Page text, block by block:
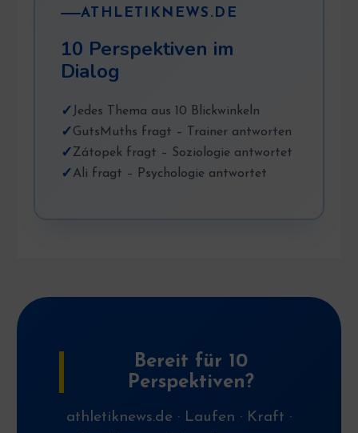
ATHLETIKNEWS.DE
10 Perspektiven im
Dialog
Jedes Thema aus 10 Blickwinkeln
GutsMuths fragt – Trainer antworten
Zátopek fragt – Soziologie antwortet
Ali fragt – Psychologie antwortet
Bereit für 10
Perspektiven?
athletiknews.de · Laufen · Kraft ·